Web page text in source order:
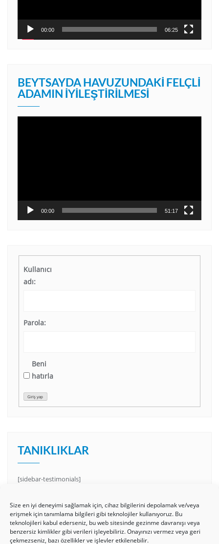
Size en iyi deneyimi sağlamak için, cihaz bilgilerini depolamak ve/veya
erişmek için tanımlama bilgileri gibi teknolojiler kullanıyoruz. Bu
teknolojileri kabul ederseniz, bu web sitesinde gezinme davranışı veya
benzersiz kimlikler gibi verileri işleyebiliriz. Onayınızı vermez veya geri
çekmezseniz, bazı özellikler ve işlevler etkilenebilir.
00:00 06:25
BEYTSAYDA HAVUZUNDAKI FELÇLI
ADAMIN İYILEŞTIRILMESI
00:00 51:17
Kullanıcı
adı:
Parola:
Beni
hatırla
Giriş yap
TANIKLIKLAR
[sidebar-testimonials]